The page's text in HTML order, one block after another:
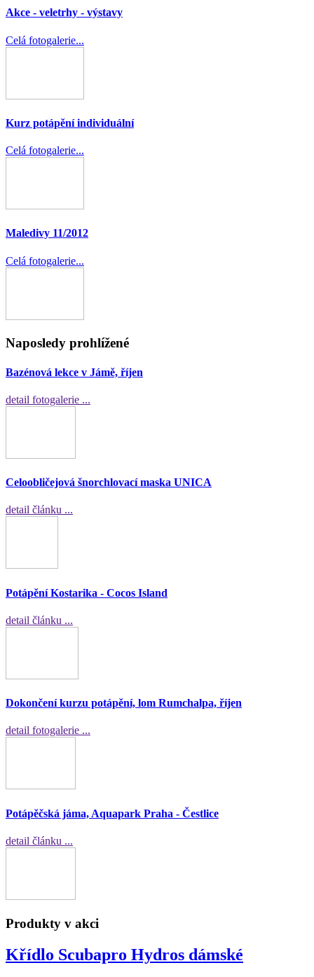
Akce - veletrhy - výstavy
Celá fotogalerie...
Kurz potápění individuální
Celá fotogalerie...
Maledivy 11/2012
Celá fotogalerie...
Naposledy prohlížené
Bazénová lekce v Jámě, říjen
detail fotogalerie ...
Celoobličejová šnorchlovací maska UNICA
detail článku ...
Potápění Kostarika - Cocos Island
detail článku ...
Dokončení kurzu potápění, lom Rumchalpa, říjen
detail fotogalerie ...
Potápěčská jáma, Aquapark Praha - Čestlice
detail článku ...
Produkty v akci
Křídlo Scubapro Hydros dámské